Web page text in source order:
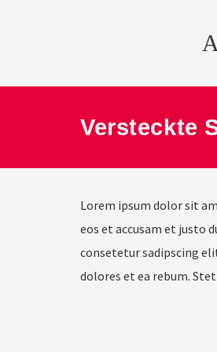
Versteckte
Lorem ipsum dolor sit
eos et accusam et justo
consetetur sadipscing
dolores et ea rebum.